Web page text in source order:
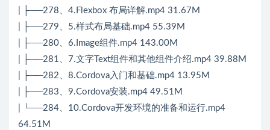
| ├──278、4.Flexbox 布局详解.mp4 31.67M
| ├──279、5.样式布局基础.mp4 55.39M
| ├──280、6.Image组件.mp4 143.00M
| ├──281、7.文字Text组件和其他组件介绍.mp4 39.88M
| ├──282、8.Cordova入门和基础.mp4 13.95M
| ├──283、9.Cordova安装.mp4 49.51M
| └──284、10.Cordova开发环境的准备和运行.mp4
64.51M